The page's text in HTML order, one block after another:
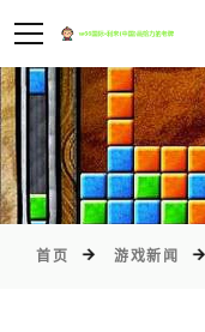
首页 游戏新闻